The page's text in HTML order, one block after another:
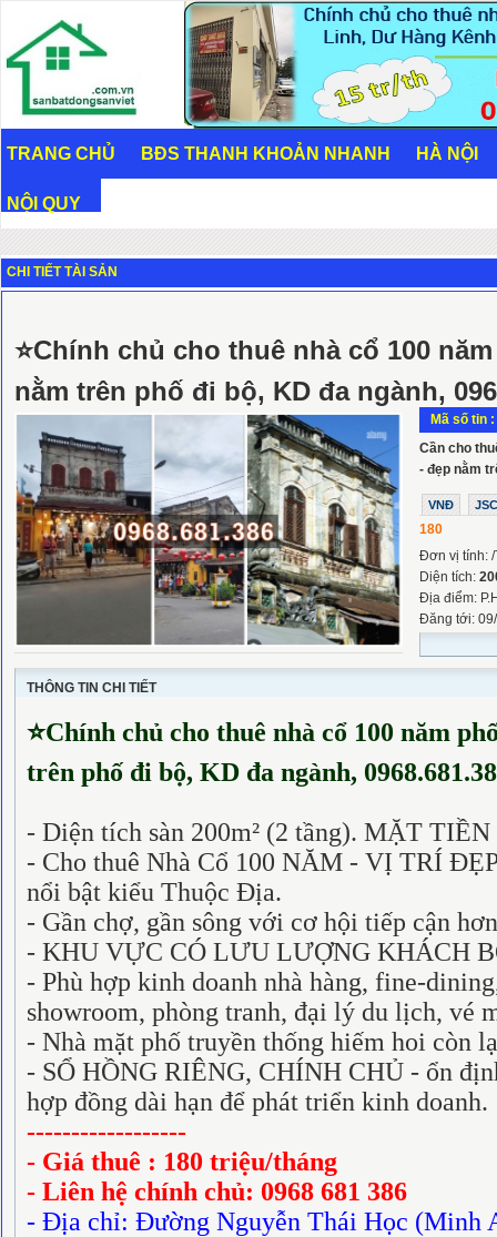
TRANG CHỦ BĐS THANH KHOẢN NHANH HÀ NỘI
NỘI QUY
CHI TIẾT TÀI SẢN
⭐Chính chủ cho thuê nhà cổ 100
nằm trên phố đi bộ, KD đa ngành,
Mã số tin
Cần cho
- đẹp nằm
VNĐ JSC
180
Đơn vị tính:
Diện tích:
Địa điểm:
Đăng tới:
THÔNG TIN CHI TIẾT
⭐Chính chủ cho thuê nhà cổ 100 năm
trên phố đi bộ, KD đa ngành,
- Diện tích sàn 200m² (2 tầng). MẶT
- Cho thuê Nhà Cổ 100 NĂM - VỊ TRÍ
nổi bật kiểu Thuộc Địa.
- Gần chợ, gần sông với cơ hội tiếp cận
- KHU VỰC CÓ LƯU LƯỢNG KHÁCH
- Phù hợp kinh doanh nhà hàng, fine-
showroom, phòng tranh, đại lý du lịch, vé
- Nhà mặt phố truyền thống hiếm hoi còn
- SỔ HỒNG RIÊNG, CHÍNH CHỦ - ổn
hợp đồng dài hạn để phát triển kinh doanh.
------------------
- Giá thuê : 180 triệu/tháng
- Liên hệ chính chủ: 0968 681 386
- Địa chỉ: Đường Nguyễn Thái Học (Minh